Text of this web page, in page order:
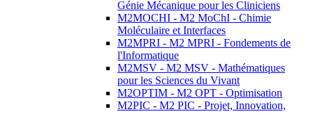
Génie Mécanique pour les Cliniciens
M2MOCHI - M2 MoChI - Chimie
Moléculaire et Interfaces
M2MPRI - M2 MPRI - Fondements de
l'Informatique
M2MSV - M2 MSV - Mathématiques
pour les Sciences du Vivant
M2OPTIM - M2 OPT - Optimisation
M2PIC - M2 PIC - Projet, Innovation,